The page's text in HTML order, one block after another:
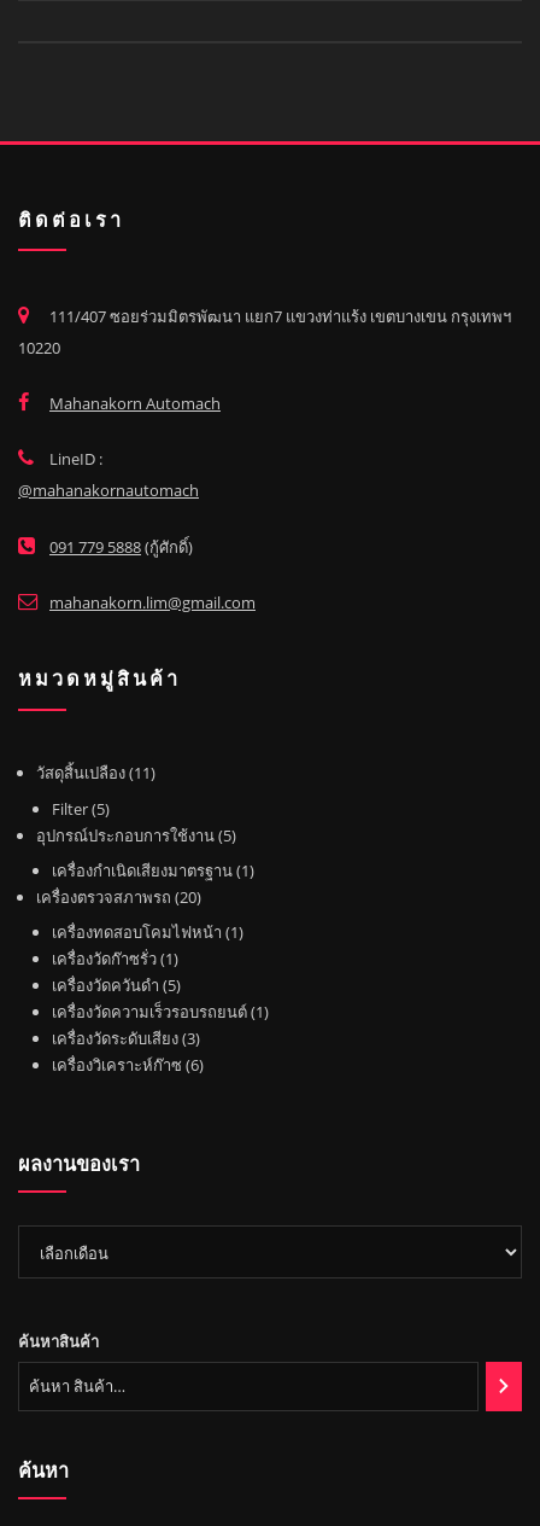
ติดต่อเรา
111/407 ซอยร่วมมิตรพัฒนา แยก7 แขวงท่าแร้ง เขตบางเขน กรุงเทพฯ
10220
Mahanakorn Automach
LineID :
@mahanakornautomach
091 779 5888(กู้ศักดิ์)
mahanakorn.lim@gmail.com
หมวดหมู่สินค้า
วัสดุสิ้นเปลือง 111
ค้
า
Filter 55
สิ
อุปกรณ์ประกอบการใช้งาน 55
สิ
า
เครื่องกำเนิดเสียงมาตรฐาน 11
เครื่องตรวจสภาพรถ 202
า
เครื่องทดสอบโคมไฟหน้า 11
ค้
เครื่องวัดก๊าซรั่ว 11
สิ
น
ค้
า
เครื่องวัดควันดำ 55
สิ
น
ค้
เครื่องวัดความเร็วรอบรถยนต์ 11
เครื่องวัดระดับเสียง 33
สิ
เครื่องวิเคราะห์ก๊าซ 66
ผลงานของเรา
งาน
ค้นหาสินค้า
ค้นหา